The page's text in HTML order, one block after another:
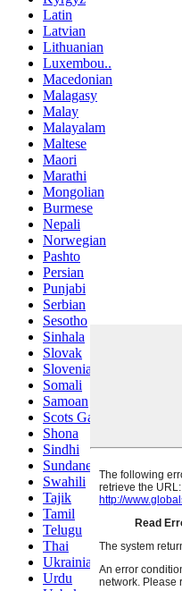
Latin
Latvian
Lithuanian
Luxembou..
Macedonian
Malagasy
Malay
Malayalam
Maltese
Maori
Marathi
Mongolian
Burmese
Nepali
Norwegian
Pashto
Persian
Punjabi
Serbian
Sesotho
Sinhala
Slovak
Slovenian
Somali
Samoan
Scots Gaelic
Shona
Sindhi
Sundanese
Swahili
Tajik
Tamil
Telugu
Thai
Ukrainian
Urdu